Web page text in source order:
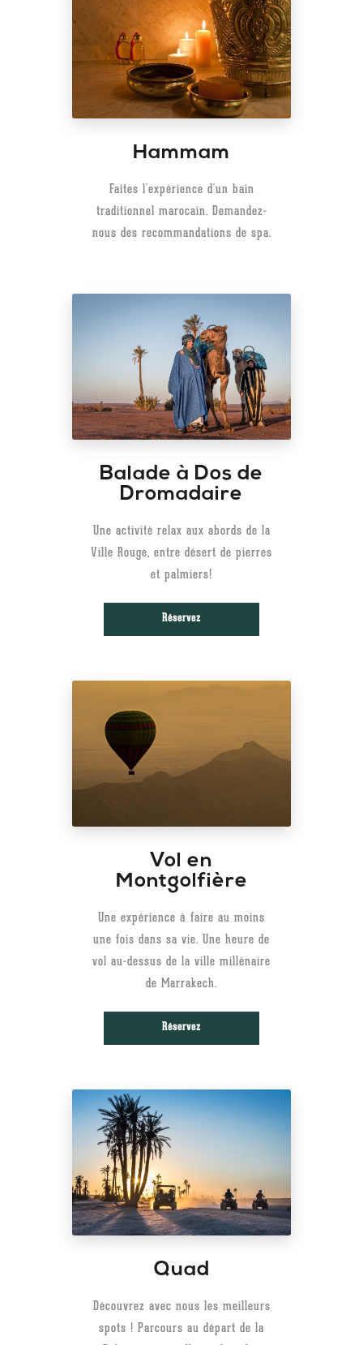
Hammam
Faites l'expérience d'un bain
traditionnel marocain. Demandez-
nous des recommandations de spa.
Balade à Dos de
Dromadaire
Une activité relax aux abords de la
Ville Rouge, entre désert de pierres
et palmiers!
Réservez
Vol en
Montgolfière
Une expérience à faire au moins
une fois dans sa vie. Une heure de
vol au-dessus de la ville millénaire
de Marrakech.
Réservez
Quad
Découvrez avec nous les meilleurs
spots ! Parcours au départ de la